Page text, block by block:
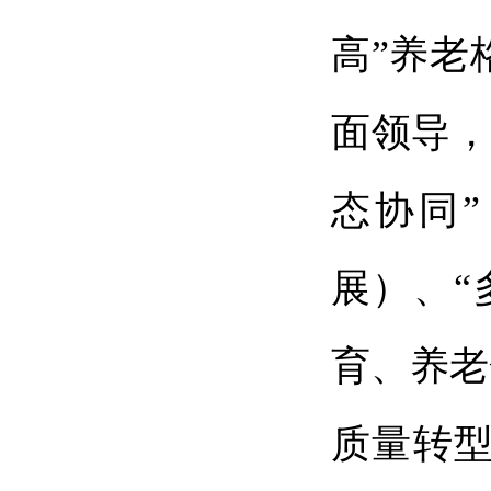
高”养老
面领导
态协同
展）、“
育、养
质量转